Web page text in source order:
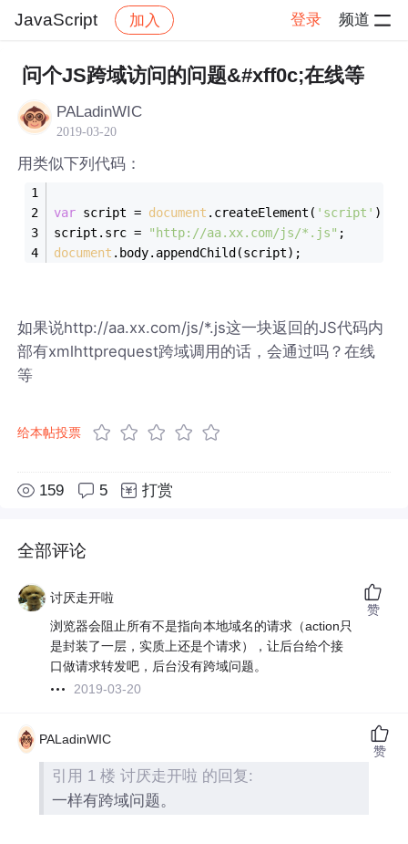
JavaScript 加入 登录 频道
社区 JavaScript 帖子详情
问个JS跨域访问的问题&#xff0c;在线等
PALadinWIC
2019-03-20
用类似下列代码：
var script = document .createElement( 'script'
script.src =
"http://aa.xx.com/js/*.js" ;
document .body.appendChild(script);
如果说http://aa.xx.com/js/*.js这一块返回的JS代码内
部有xmlhttprequest跨域调用的话，会通过吗？在线
等
给本帖投票
159 5 打赏
全部评论
讨厌走开啦
浏览器会阻止所有不是指向本地域名的请求（action只
是封装了一层，实质上还是个请求），让后台给个接
口做请求转发吧，后台没有跨域问题。
2019-03-20
赞
PALadinWIC
引用 1 楼 讨厌走开啦 的回复:
一样有跨域问题。
赞